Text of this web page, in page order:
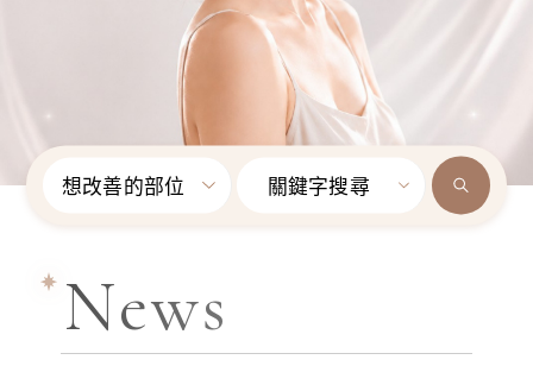
想改善的部位 關鍵字搜尋
News